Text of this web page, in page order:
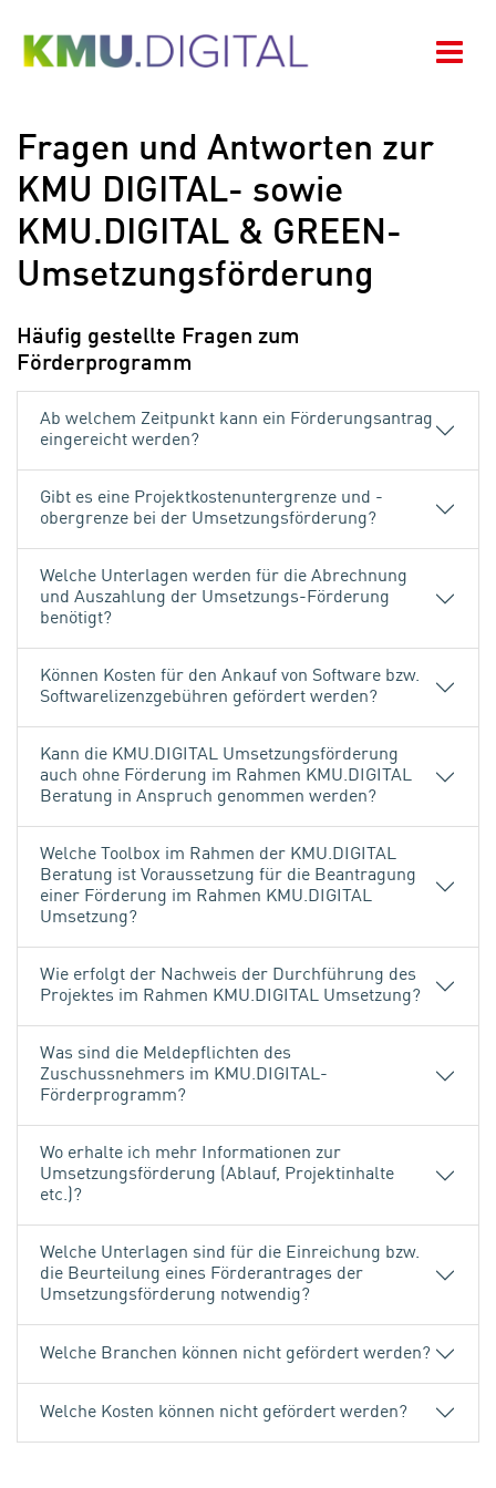
Fragen und Antworten zur
KMU DIGITAL- sowie
KMU.DIGITAL & GREEN-
Umsetzungsförderung
Häufig gestellte Fragen zum
Förderprogramm
Ab welchem Zeitpunkt kann ein Förderungsantrag
eingereicht werden?
Gibt es eine Projektkostenuntergrenze und -
obergrenze bei der Umsetzungsförderung?
Welche Unterlagen werden für die Abrechnung
und Auszahlung der Umsetzungs-Förderung
benötigt?
Können Kosten für den Ankauf von Software bzw.
Softwarelizenzgebühren gefördert werden?
Kann die KMU.DIGITAL Umsetzungsförderung
auch ohne Förderung im Rahmen KMU.DIGITAL
Beratung in Anspruch genommen werden?
Welche Toolbox im Rahmen der KMU.DIGITAL
Beratung ist Voraussetzung für die Beantragung
einer Förderung im Rahmen KMU.DIGITAL
Umsetzung?
Wie erfolgt der Nachweis der Durchführung des
Projektes im Rahmen KMU.DIGITAL Umsetzung?
Was sind die Meldepflichten des
Zuschussnehmers im KMU.DIGITAL-
Förderprogramm?
Wo erhalte ich mehr Informationen zur
Umsetzungsförderung (Ablauf, Projektinhalte
etc.)?
Welche Unterlagen sind für die Einreichung bzw.
die Beurteilung eines Förderantrages der
Umsetzungsförderung notwendig?
Welche Branchen können nicht gefördert werden?
Welche Kosten können nicht gefördert werden?